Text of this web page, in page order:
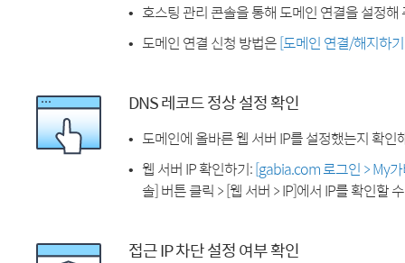
호스팅 관리 콘솔을 통해 도메인 연결을 설정해
도메인 연결 신청 방법은[도메인 연결/해지하
DNS 레코드 정상 설정 확인
도메인에 올바른 웹 서버 IP를 설정했는지 확인
웹 서버 IP 확인하기:[gabia.com 로그인 > My
솔] 버튼 클릭 > [웹 서버 > IP]에서 IP를 확인할
접근 IP 차단 설정 여부 확인